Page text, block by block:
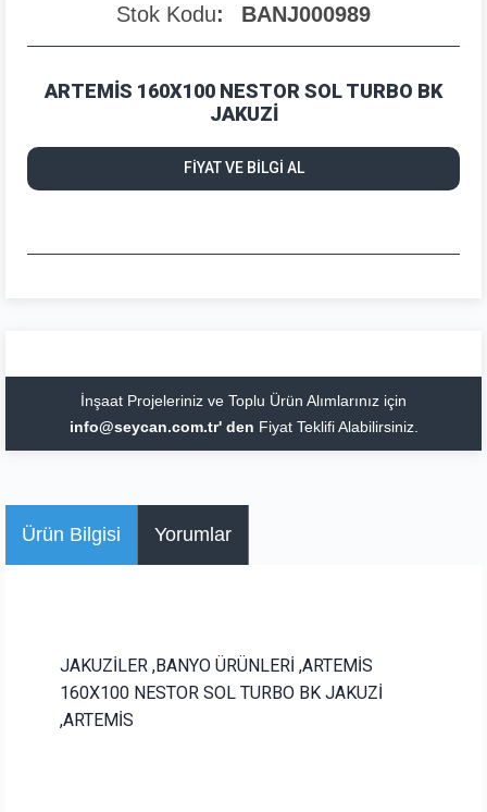
Stok Kodu BANJ000989
ARTEMİS 160X100 NESTOR SOL TURBO BK
JAKUZİ
FİYAT VE BİLGİ AL
İnşaat Projeleriniz ve Toplu Ürün Alımlarınız için
info@seycan.com.tr' den Fiyat Teklifi Alabilirsiniz.
Ürün Bilgisi Yorumlar
JAKUZİLER ,BANYO ÜRÜNLERİ ,ARTEMİS
160X100 NESTOR SOL TURBO BK JAKUZİ
,ARTEMİS